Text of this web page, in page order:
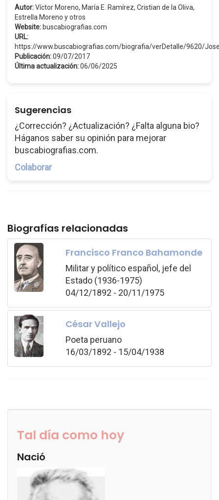
Autor:Víctor Moreno, María E. Ramírez, Cristian de la Oliva,
Estrella Moreno y otros
Website: buscabiografias.com
URL:
https://www.buscabiografias.com/biografia/verDetalle/9620/
Publicación:09/07/2017
Última actualización:06/06/2025
Sugerencias
¿Corrección? ¿Actualización? ¿Falta alguna bio?
Háganos saber su opinión para mejorar
buscabiografias.com.
Colaborar
Biografías relacionadas
Francisco Franco Bahamonde
Militar y político español, jefe del
Estado (1936-1975)
04/12/1892 - 20/11/1975
César Vallejo
Poeta peruano
16/03/1892 - 15/04/1938
Tal día como hoy
Nació